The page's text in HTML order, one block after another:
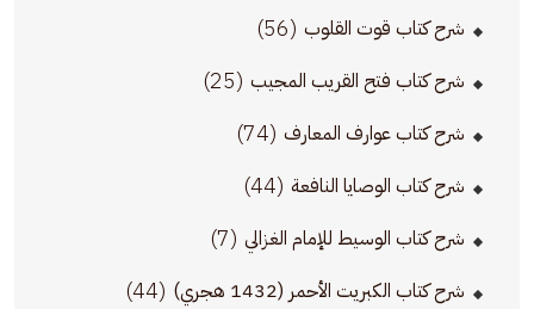
شرح كتاب قوت القلوب (56)
شرح كتاب فتح القريب المجيب (25)
شرح كتاب عوارف المعارف (74)
شرح كتاب الوصايا النافعة (44)
شرح كتاب الوسيط للإمام الغزالي (7)
شرح كتاب الكبريت الأحمر (1432 هجري) (44)